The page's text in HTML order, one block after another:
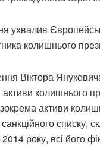
ухвалив
колишнього
Віктора
колишнього
активи
списку,
року, всі його